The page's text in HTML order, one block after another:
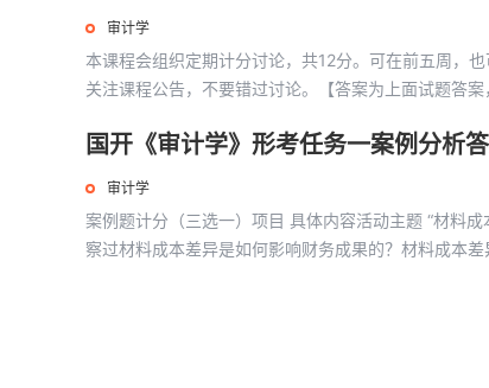
审计学
本课程会组织定期计分讨论，共12分。可在前五周，
关注课程公告，不要错过讨论。【答案为上面试题答
国开《审计学》形考任务一案例分析
审计学
案例题计分（三选一）项目 具体内容活动主题 “材料
察过材料成本差异是如何影响财务成果的？材料成本